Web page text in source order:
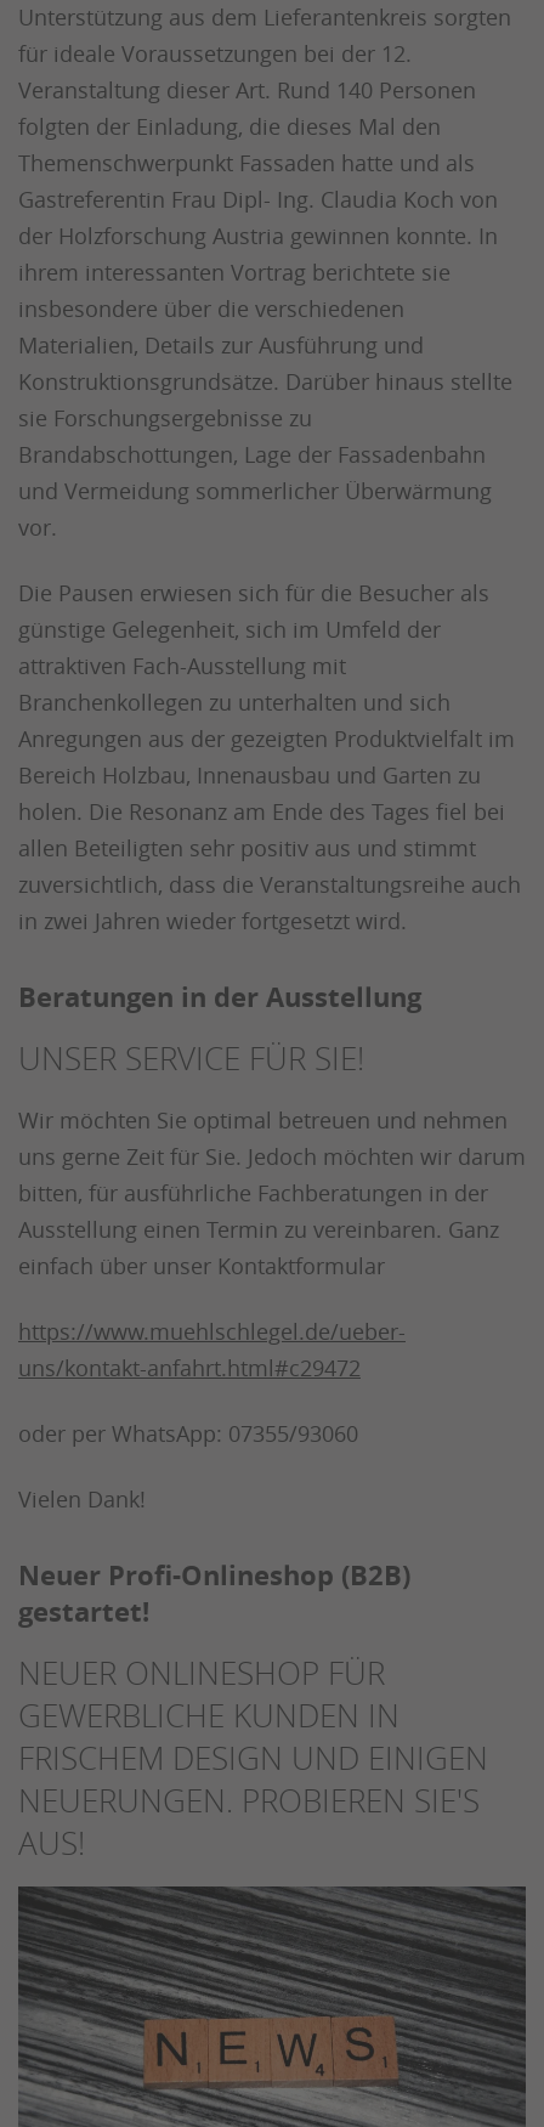
Unterstützung aus dem Lieferantenkreis sorgten
für ideale Voraussetzungen bei der 12.
Veranstaltung dieser Art. Rund 140 Personen
folgten der Einladung, die dieses Mal den
Themenschwerpunkt Fassaden hatte und als
Gastreferentin Frau Dipl- Ing. Claudia Koch von
der Holzforschung Austria gewinnen konnte. In
ihrem interessanten Vortrag berichtete sie
insbesondere über die verschiedenen
Materialien, Details zur Ausführung und
Konstruktionsgrundsätze. Darüber hinaus stellte
sie Forschungsergebnisse zu
Brandabschottungen, Lage der Fassadenbahn
und Vermeidung sommerlicher Überwärmung
vor.
Die Pausen erwiesen sich für die Besucher als
günstige Gelegenheit, sich im Umfeld der
attraktiven Fach-Ausstellung mit
Branchenkollegen zu unterhalten und sich
Anregungen aus der gezeigten Produktvielfalt im
Bereich Holzbau, Innenausbau und Garten zu
holen. Die Resonanz am Ende des Tages fiel bei
allen Beteiligten sehr positiv aus und stimmt
zuversichtlich, dass die Veranstaltungsreihe auch
in zwei Jahren wieder fortgesetzt wird.
Beratungen in der Ausstellung
UNSER SERVICE FÜR SIE!
Wir möchten Sie optimal betreuen und nehmen
uns gerne Zeit für Sie. Jedoch möchten wir darum
bitten, für ausführliche Fachberatungen in der
Ausstellung einen Termin zu vereinbaren. Ganz
einfach über unser Kontaktformular
https://www.muehlschlegel.de/ueber-
uns/kontakt-anfahrt.html#c29472
oder per WhatsApp: 07355/93060
Vielen Dank!
Neuer Profi-Onlineshop (B2B)
gestartet!
NEUER ONLINESHOP FÜR
GEWERBLICHE KUNDEN IN
FRISCHEM DESIGN UND EINIGEN
NEUERUNGEN. PROBIEREN SIE'S
AUS!